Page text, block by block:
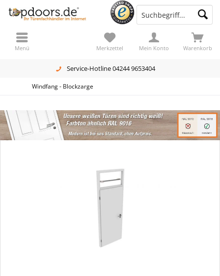
Service-Hotline 04244 9653404
Warenkorb
Merkzettel Mein Konto
Menü
Windfang - Blockzarge